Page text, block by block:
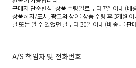
구매자 단순변심: 상품 수령일로 부터 7일 이내 (배
상품하자/표시, 광고와 상이: 상품 수령 후 3개월
날 또는 알 수 있었던 날부터 30일 이내 (배송비: 판
A/S 책임자 및 전화번호